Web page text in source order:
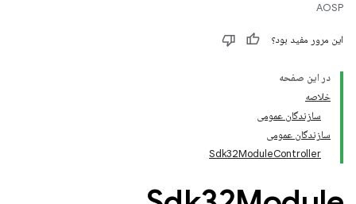
AOSP
این مرور مفید بود؟
در این صفحه
خلاصه
سازندگان عمومی
سازندگان عمومی
Sdk32ModuleController